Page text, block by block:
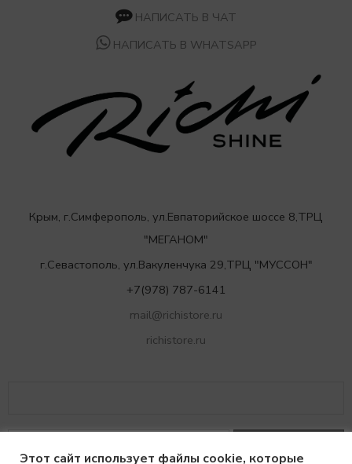
НАПИСАТЬ В ЧАТ
НАПИСАТЬ В WHATSAPP
Крым, г.Симферополь, ул.Евпаторийское шоссе 8,ТРЦ
"МЕГАНОМ"
г.Севастополь, ул.Вакуленчука 29,ТРЦ "МУССОН"
+7(978) 787-6141
mail@richistore.ru
richistore.ru
Этот сайт использует файлы cookie, которые